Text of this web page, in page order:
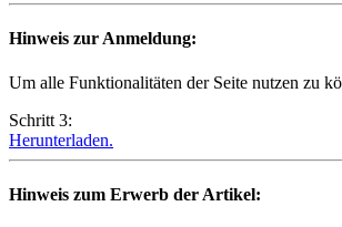
Hinweis zur Anmeldung:
Um alle Funktionalitäten der Seite nutzen zu
Schritt 3:
Herunterladen.
Hinweis zum Erwerb der Artikel: